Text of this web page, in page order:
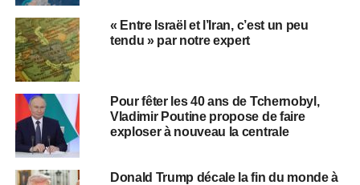
« Entre Israël et l’Iran, c’est un peu
tendu » par notre expert
Pour fêter les 40 ans de Tchernobyl,
Vladimir Poutine propose de faire
exploser à nouveau la centrale
Donald Trump décale la fin du monde à